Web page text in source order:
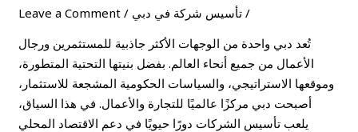
Leave a Comment / تأسيس شركة في دبي /
تُعد دبي واحدة من الوجهات الأكثر جاذبية للمستثمرين ورجال
الأعمال من جميع أنحاء العالم. بفضل بنيتها التحتية المتطورة،
وموقعها الاستراتيجي، والسياسات الحكومية المشجعة للاستثمار،
أصبحت دبي مركزًا عالميًا للتجارة والأعمال. في هذا السياق،
يلعب تأسيس الشركات دورًا حيويًا في دعم الاقتصاد المحلي